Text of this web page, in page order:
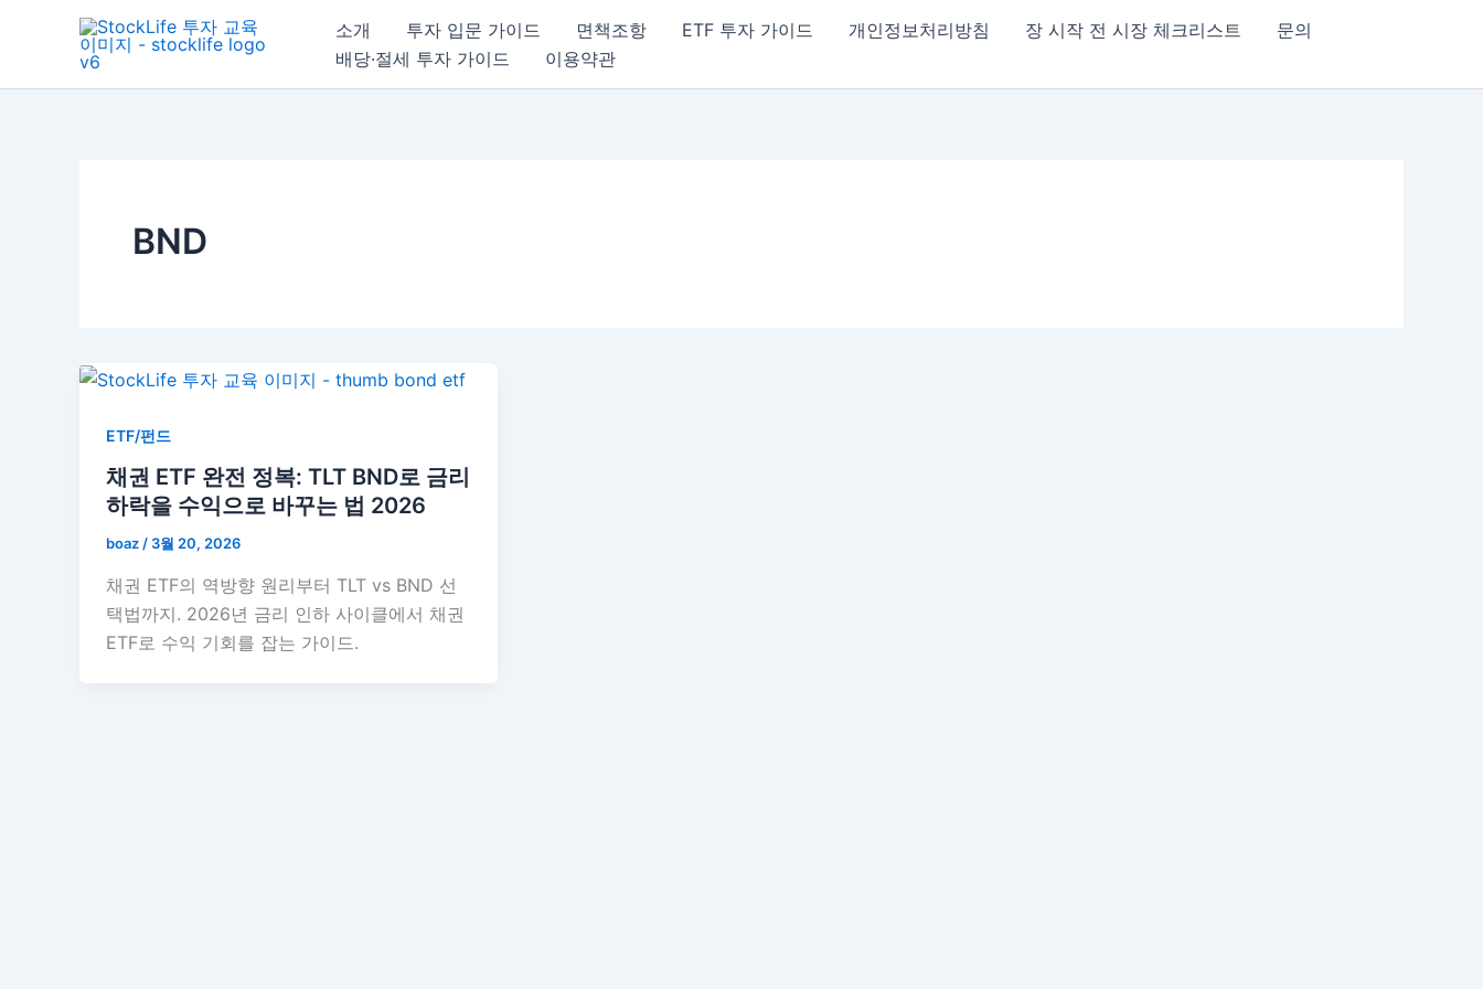
소개 투자 입문 가이드 면책조항 ETF 투자 가이드 개인정보처리방침 장 시작 전 시장 체크리스트
문의
배당·절세 투자 가이드
이용약관
BND
ETF/펀드
채권 ETF 완전 정복: TLT BND로 금리
하락을 수익으로 바꾸는 법 2026
boaz/ 3월 20, 2026
채권 ETF의 역방향 원리부터 TLT vs BND 선
택법까지. 2026년 금리 인하 사이클에서 채권
ETF로 수익 기회를 잡는 가이드.